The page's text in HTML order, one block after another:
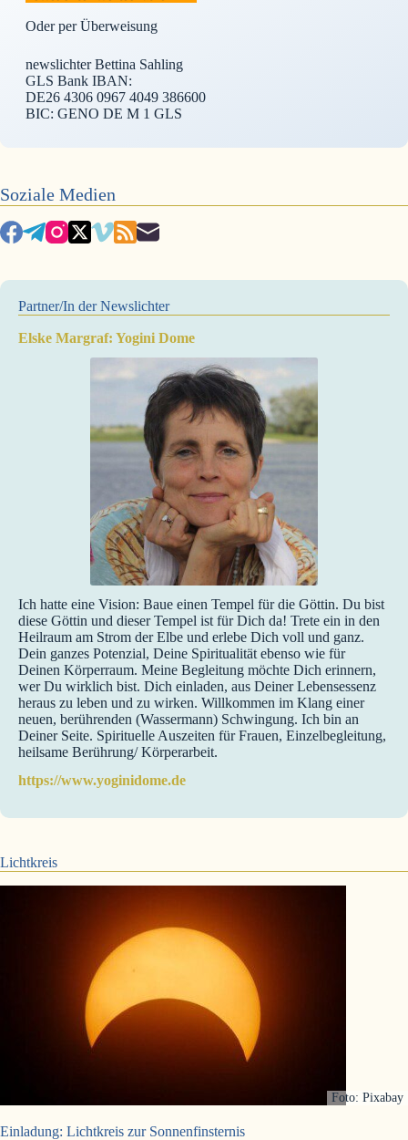
Oder per Überweisung
newslichter Bettina Sahling
GLS Bank IBAN:
DE26 4306 0967 4049 386600
BIC: GENO DE M 1 GLS
Soziale Medien
Partner/In der Newslichter
Elske Margraf: Yogini Dome
Ich hatte eine Vision: Baue einen Tempel für die Göttin. Du bist
diese Göttin und dieser Tempel ist für Dich da! Trete ein in den
Heilraum am Strom der Elbe und erlebe Dich voll und ganz.
Dein ganzes Potenzial, Deine Spiritualität ebenso wie für
Deinen Körperraum. Meine Begleitung möchte Dich erinnern,
wer Du wirklich bist. Dich einladen, aus Deiner Lebensessenz
heraus zu leben und zu wirken. Willkommen im Klang einer
neuen, berührenden (Wassermann) Schwingung. Ich bin an
Deiner Seite. Spirituelle Auszeiten für Frauen, Einzelbegleitung,
heilsame Berührung/ Körperarbeit.
https://www.yoginidome.de
Lichtkreis
Foto: Pixabay
Einladung: Lichtkreis zur Sonnenfinsternis